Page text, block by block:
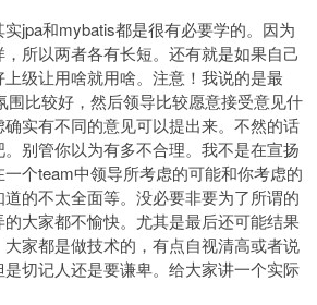
jpa和mybatis都是很有必要学的。因为
所以两者各有长短。还有就是如果自己
级让用啥就用啥。注意！我说的是最
围比较好，然后领导比较愿意接受意见什
实有不同的意见可以提出来。不然的话
别管你以为有多不合理。我不是在宣扬
个team中领导所考虑的可能和你考虑的
的不太全面等。没必要非要为了所谓的
大家都不愉快。尤其是最后还可能结果
家都是做技术的，有点自视清高或者说
切记人还是要谦卑。给大家讲一个实际